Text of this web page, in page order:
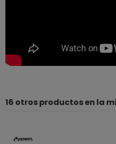
16 otros productos en la